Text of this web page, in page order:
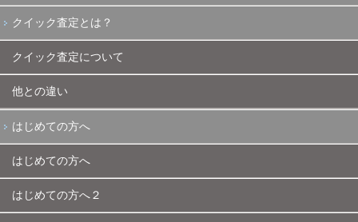
クイック査定とは？
クイック査定について
他との違い
はじめての方へ
はじめての方へ
はじめての方へ２